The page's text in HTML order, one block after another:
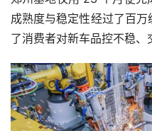
成熟度与稳定性经过了百
了消费者对新车品控不稳、